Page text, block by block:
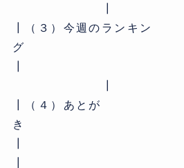
┃（３）今週のランキン
グ
┃（４）あとが